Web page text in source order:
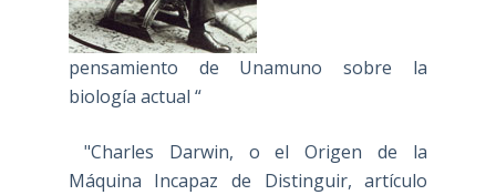
pensamiento de Unamuno sobre la
biología actual “
"Charles Darwin, o el Origen de la
Máquina Incapaz de Distinguir, artículo